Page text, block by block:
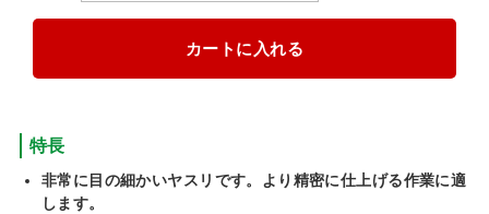
特長
非常に目の細かいヤスリです。より精密に仕上げる作業に適
します。